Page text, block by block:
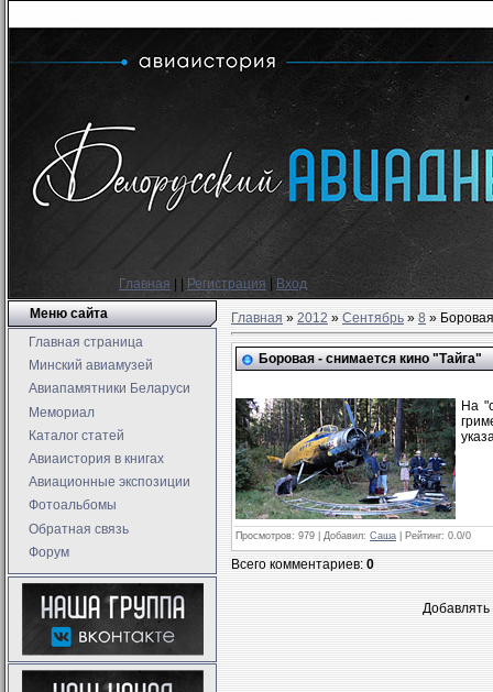
Главная Регистрация
Вход
Меню сайта
Главная страница
Минский авиамузей
Авиапамятники Беларуси
Мемориал
Каталог статей
Авиаистория в книгах
Авиационные экспозиции
Фотоальбомы
Обратная связь
Форум
Главная»2012 » Сентябрь » 8» Боровая
Боровая - снимается кино "Тайга"
На
Просмотров: 979 | Добавил: Саша Рейтинг: 0.0/0
Всего комментариев:0
Добавлять